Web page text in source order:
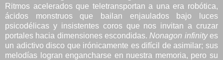
Ritmos acelerados que teletransportan a una era robótica,
ácidos monstruos que bailan enjaulados bajo luces
psicodélicas y insistentes coros que nos invitan a cruzar
portales hacia dimensiones escondidas. Nonagon infinityes
un adictivo disco que irónicamente es difícil de asimilar; sus
melodías logran engancharse en nuestra memoria, pero su